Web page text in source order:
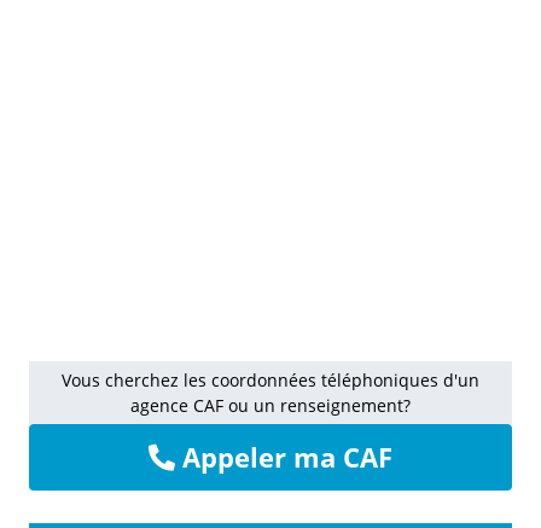
Vous cherchez les coordonnées téléphoniques d'un
agence CAF ou un renseignement?
Appeler ma CAF